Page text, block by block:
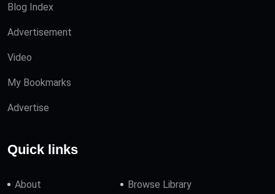
Blog Index
Advertisement
Video
My Bookmarks
Advertise
Quick links
About Browse Library